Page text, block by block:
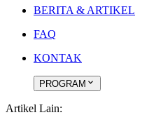
BERITA & ARTIKEL
FAQ
KONTAK
PROGRAM
Artikel Lain: